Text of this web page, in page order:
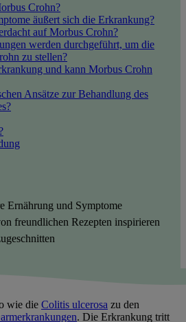
Crohn?
äußert sich die Erkrankung?
auf Morbus Crohn?
werden durchgeführt, um die
zu stellen?
und kann Morbus Crohn
Ansätze zur Behandlung des
Ernährung und Symptome
freundlichen Rezepten inspirieren
wie die Colitis ulcerosa zu den
. Die Erkrankung tritt